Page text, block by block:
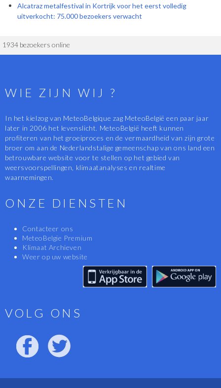
Alcatraz metalfestival in Kortrijk voor het eerst volledig
uitverkocht: 75.000 bezoekers verwacht
1934 bezoekers online
WIE ZIJN WIJ ?
In het kielzog van MeteoBelgique zag MeteoBelgië een paar jaar
later in 2006 het levenslicht. MeteoBelgië heeft kunnen
profiteren van het groeiproces en de vermaardheid van zijn grote
broer om aan de Nederlandstalige gemeenschap van ons land een
betrouwbare website voor te stellen op het gebied van
weersvoorspellingen, klimaatanalyses en realtime
waarnemingen.
ONZE DIENSTEN
Contacteer ons
MeteoBelgie Premium
Klimaat Archieven
Weer op uw website
VOLG ONS